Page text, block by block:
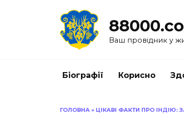
Ваш провідник у
Біографії Корисно
ГОЛОВНА » ЦІКАВІ ФАКТИ ПРО ІНДІЮ: